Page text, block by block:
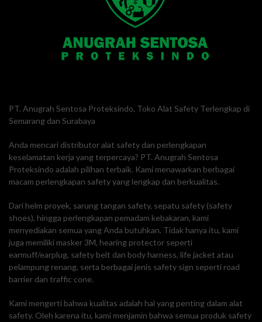
PT. Anugrah Sentosa Proteksindo, Toko Alat Safety Terlengkap di
Semarang dan Surabaya
Anda mencari distributor alat safety dan perlengkapan
keselamatan kerja yang terpercaya? PT. Anugrah Sentosa
Proteksindo adalah pilihan terbaik. Kami menawarkan berbagai
macam perlengkapan safety yang lengkap dan berkualitas.
Dari helm proyek, sarung tangan safety, sepatu safety (safety
shoes), hingga perlengkapan pemadam kebakaran, kami
menyediakan semua yang Anda butuhkan. Tidak hanya itu, kami
juga memiliki masker 3M, hearing protector seperti
earmuff/earplug, safety belt dan body harness, life jacket atau
pelampung renang, serta berbagai jenis safety sign seperti road
barrier dan traffic cone.
Kami mengerti bahwa kualitas adalah hal yang penting dalam alat
safety. Oleh karena itu, kami menjamin bahwa semua produk safety